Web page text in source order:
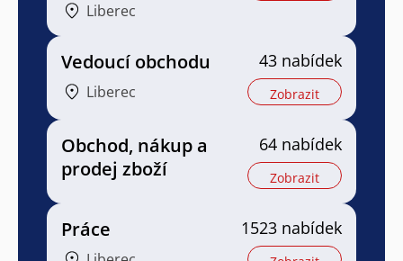
Liberec
Vedoucí obchodu
Liberec
43 nabídek
Zobrazit
Obchod, nákup a
prodej zboží
64 nabídek
Zobrazit
Práce 1523 nabídek